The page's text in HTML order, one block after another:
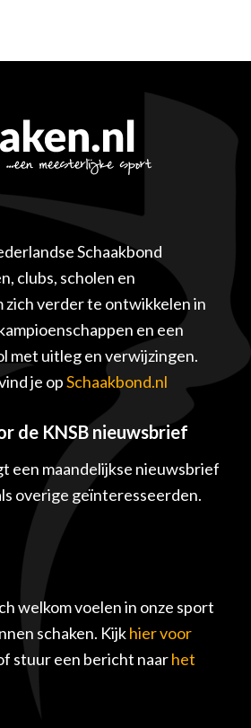
Schaakbond
clubs, scholen en
zich verder te ontwikkelen in
en een
met uitleg en verwijzingen.
je opSchaakbond.nl
de KNSB nieuwsbrief
een maandelijkse nieuwsbrief
overige geïnteresseerden.
welkom voelen in onze sport
schaken. Kijkhier voor
stuur een bericht naarhet